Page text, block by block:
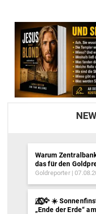
Warum
das für den
Goldreporter
🐦‍🔥⃤⃟⃝🦅 ☀️
„Ende der Erde“